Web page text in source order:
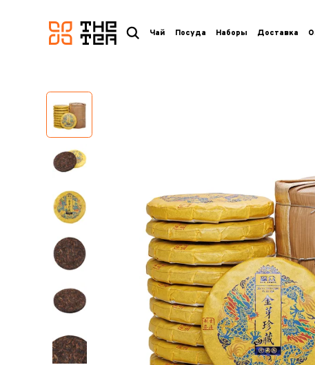
логотип
Чай Посуда Наборы Доставка